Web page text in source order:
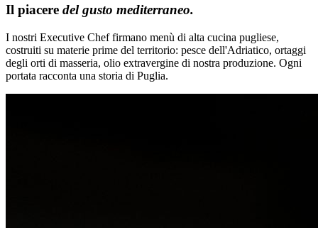
Il piacere del gusto mediterraneo.
I nostri Executive Chef firmano menù di alta cucina pugliese,
costruiti su materie prime del territorio: pesce dell'Adriatico, ortaggi
degli orti di masseria, olio extravergine di nostra produzione. Ogni
portata racconta una storia di Puglia.